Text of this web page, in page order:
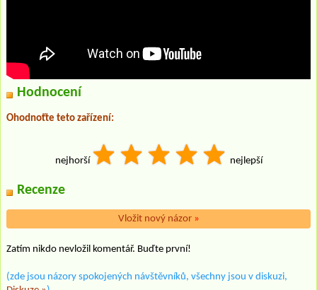
Hodnocení
Ohodnoťte teto zařízení:
nejhorší nejlepší
Recenze
Vložit nový názor »
Zatím nikdo nevložil komentář. Buďte první!
(zde jsou názory spokojených návštěvníků, všechny jsou v diskuzi,